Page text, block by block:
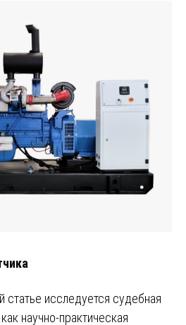
статье исследуется судебная
научно-практическая